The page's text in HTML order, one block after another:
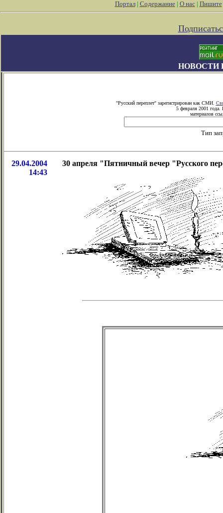
Портал| Содержание| О нас| Пишите
НОВОСТИ
"Русский переплет" зарегистрирован как СМИ.
5 февраля 2001 года.
материалов
Тип
29.04.2004
14:43
30 апреля "Пятничный вечер "Русского